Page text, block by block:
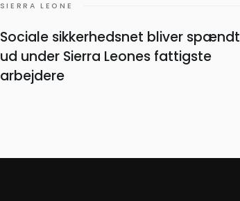
SIERRA LEONE
Sociale sikkerhedsnet bliver spændt
ud under Sierra Leones fattigste
arbejdere